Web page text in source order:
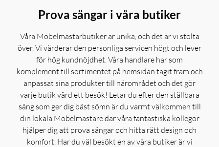
Prova sängar i våra butiker
Våra Möbelmästarbutiker är unika, och det är vi stolta
över. Vi värderar den personliga servicen högt och lever
för hög kundnöjdhet. Våra handlare har som
komplement till sortimentet på hemsidan tagit fram och
anpassat sina produkter till närområdet och det gör
varje butik värd ett besök! Letar du efter den ställbara
säng som ger dig bäst sömn är du varmt välkommen till
din lokala Möbelmästare där våra fantastiska kollegor
hjälper dig att prova sängar och hitta rätt design och
komfort. Har du väl besökt en av våra butiker är vi